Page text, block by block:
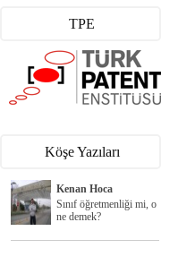
TPE
Köşe Yazıları
Kenan Hoca
Sınıf öğretmenliği mi, o
ne demek?